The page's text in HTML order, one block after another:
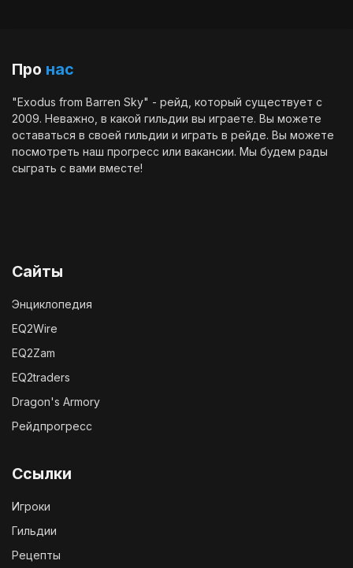
Про нас
"Exodus from Barren Sky" - рейд, который существует с
2009. Неважно, в какой гильдии вы играете. Вы можете
оставаться в своей гильдии и играть в рейде. Вы можете
посмотреть наш прогресс или вакансии. Мы будем рады
сыграть с вами вместе!
Сайты
Энциклопедия
EQ2Wire
EQ2Zam
EQ2traders
Dragon's Armory
Рейдпрогресс
Ссылки
Игроки
Гильдии
Рецепты